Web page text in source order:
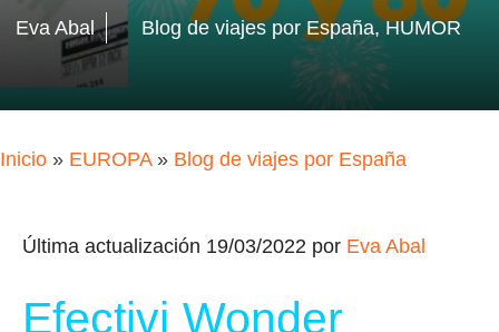
Eva Abal Blog de viajes por España,HUMOR
Inicio » EUROPA» Blog de viajes por España
Última actualización 19/03/2022 por Eva Abal
Efectivi Wonder